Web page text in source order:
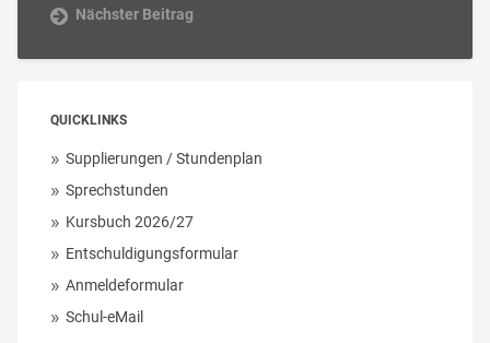
Nächster Beitrag
QUICKLINKS
Supplierungen / Stundenplan
Sprechstunden
Kursbuch 2026/27
Entschuldigungsformular
Anmeldeformular
Schul-eMail